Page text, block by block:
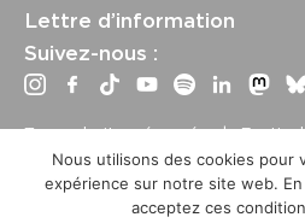
Lettre d’information
Suivez-nous :
Tous droits réservés |
International Film Festival –
générales de vente
Crédits site : Marine Breton,
Nous utilisons des cookies pour
expérience sur notre site web.
acceptez ces